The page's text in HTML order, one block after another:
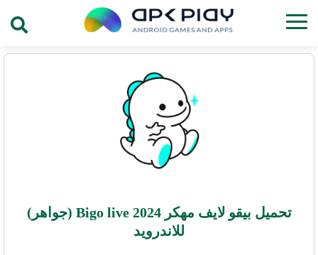
تحميل بيقو لايف مهكر Bigo live 2024 (جواهر)
للاندرويد